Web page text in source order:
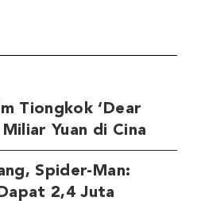
Tiongkok ‘Dear
Yuan di Cina
Spider-Man:
2,4 Juta